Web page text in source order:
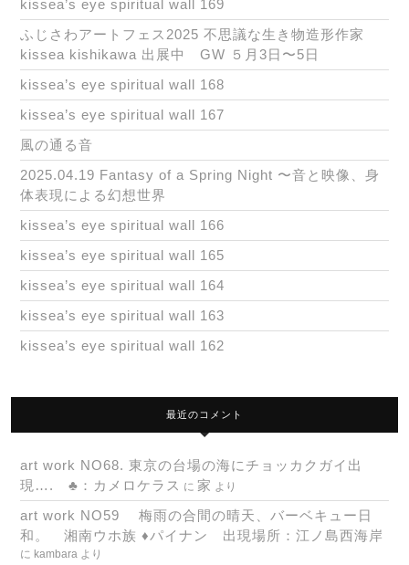
kissea’s eye spiritual wall 169
ふじさわアートフェス2025 不思議な生き物造形作家
kissea kishikawa 出展中 GW ５月3日〜5日
kissea’s eye spiritual wall 168
kissea’s eye spiritual wall 167
風の通る音
2025.04.19 Fantasy of a Spring Night 〜音と映像、身
体表現による幻想世界
kissea’s eye spiritual wall 166
kissea’s eye spiritual wall 165
kissea’s eye spiritual wall 164
kissea’s eye spiritual wall 163
kissea’s eye spiritual wall 162
最近のコメント
art work NO68. 東京の台場の海にチョッカクガイ出
現…. ♣：カメロケラス に 家 より
art work NO59 梅雨の合間の晴天、バーベキュー日
和。 湘南ウホ族 ♦パイナン 出現場所：江ノ島西海岸
に kambara より